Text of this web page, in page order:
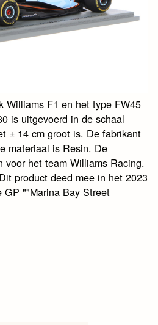
Williams F1 en het type FW45
is uitgevoerd in de schaal
± 14 cm groot is. De fabrikant
materiaal is Resin. De
voor het team Williams Racing.
product deed mee in het 2023
GP ""Marina Bay Street